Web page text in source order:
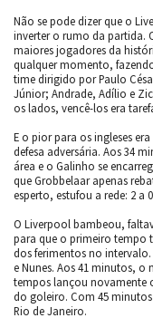
Não se pode dizer que o
inverter o rumo da partida.
maiores jogadores da
qualquer momento,
time dirigido por Paulo
Júnior; Andrade, Adílio e
os lados, vencê-los era
E o pior para os ingleses
defesa adversária. Aos 34
área e o Galinho se
que Grobbelaar apenas
esperto, estufou a rede: 2 a
O Liverpool bambeou,
para que o primeiro tempo
dos ferimentos no
e Nunes. Aos 41 minutos,
tempos lançou novamente
do goleiro. Com 45
Rio de Janeiro.